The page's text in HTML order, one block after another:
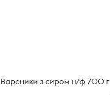
Вареники з сиром н/ф 700 г